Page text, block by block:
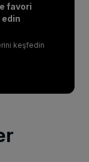
favori
edin
keşfedin